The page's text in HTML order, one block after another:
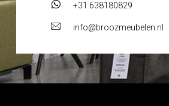
+31 638180829
info@broozmeubelen.nl